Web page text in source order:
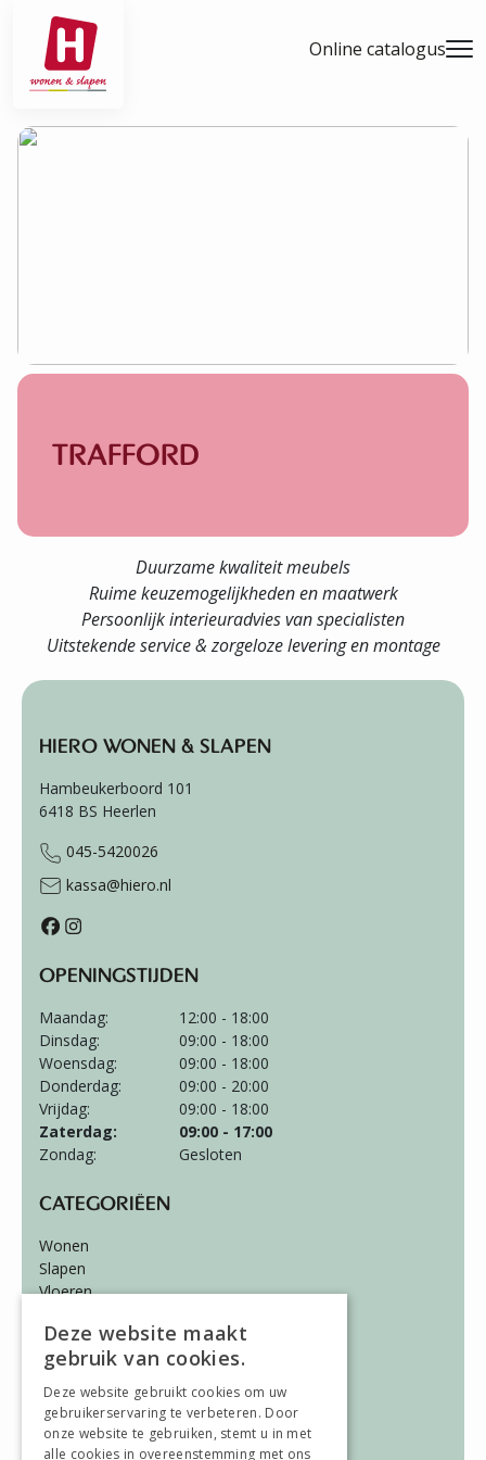
Online catalogus
TRAFFORD
Duurzame kwaliteit meubels
Ruime keuzemogelijkheden en maatwerk
Persoonlijk interieuradvies van specialisten
Uitstekende service & zorgeloze levering en montage
HIERO WONEN & SLAPEN
Hambeukerboord 101
6418 BS Heerlen
045-5420026
kassa@hiero.nl
OPENINGSTIJDEN
Maandag:
12:00 - 18:00
Dinsdag:
09:00 - 18:00
Woensdag:
09:00 - 18:00
Donderdag:
09:00 - 20:00
Vrijdag:
09:00 - 18:00
Zaterdag:
09:00 - 17:00
Zondag:
Gesloten
CATEGORIËEN
Wonen
Slapen
Vloeren
ALGEMEEN
Vacatures
Wooninspiratie
Over ons
Deze website maakt
gebruik van cookies.
Deze website gebruikt cookies om uw
gebruikerservaring te verbeteren. Door
onze website te gebruiken, stemt u in met
alle cookies in overeenstemming met ons